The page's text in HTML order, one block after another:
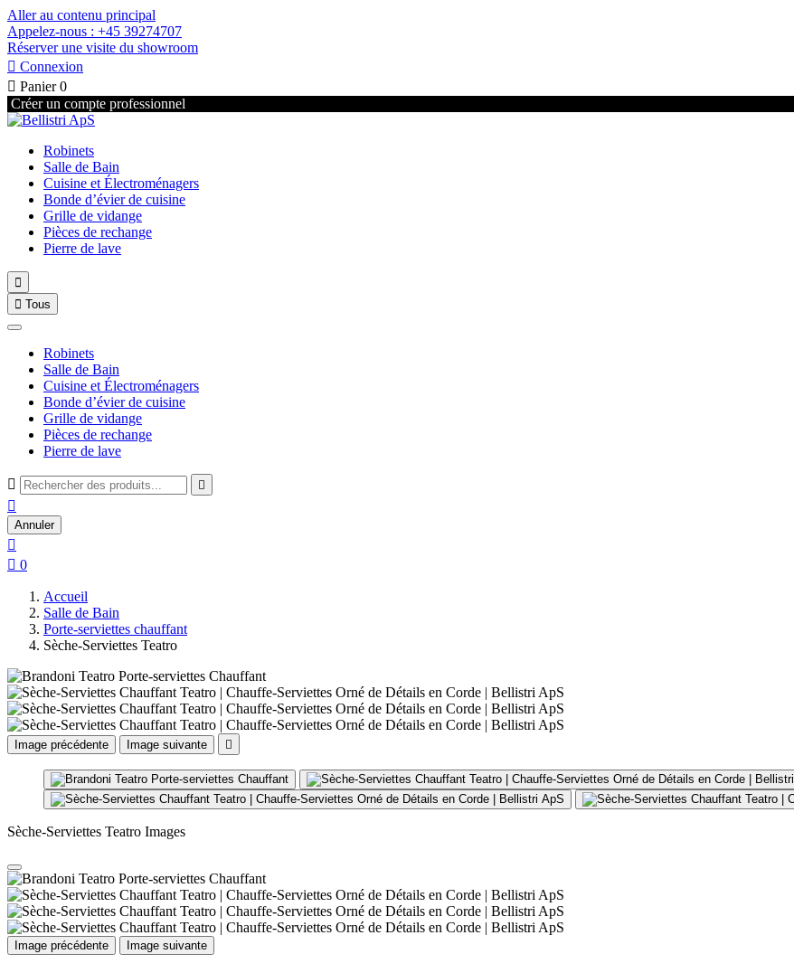
Aller au contenu principal
Appelez-nous : +45 39274707
Réserver une visite du showroom
 Connexion
 Panier 0
Créer un compte professionnel
Robinets
Salle de Bain
Cuisine et Électroménagers
Bonde d’évier de cuisine
Grille de vidange
Pièces de rechange
Pierre de lave

 Tous
Robinets
Salle de Bain
Cuisine et Électroménagers
Bonde d’évier de cuisine
Grille de vidange
Pièces de rechange
Pierre de lave
 

Annuler

 0
Accueil
Salle de Bain
Porte-serviettes chauffant
Sèche-Serviettes Teatro
Image précédente Image suivante 
Sèche-Serviettes Teatro Images
Image précédente Image suivante